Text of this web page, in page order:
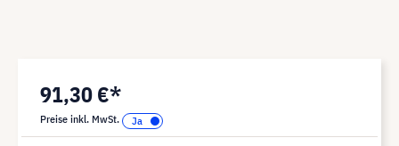
91,30 €*
Preise inkl. MwSt.